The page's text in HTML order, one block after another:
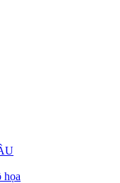
họa